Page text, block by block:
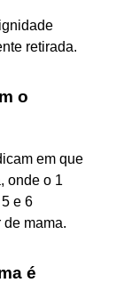
retirada.
o
em que
onde o 1
e 6
mama.
é